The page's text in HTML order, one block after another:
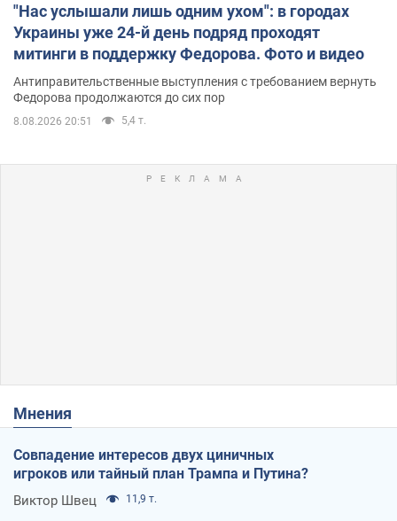
"Нас услышали лишь одним ухом": в городах
Украины уже 24-й день подряд проходят
митинги в поддержку Федорова. Фото и видео
Антиправительственные выступления с требованием вернуть
Федорова продолжаются до сих пор
8.08.2026 20:51 5,4 т.
Мнения
Совпадение интересов двух циничных
игроков или тайный план Трампа и Путина?
Виктор Швец 11,9 т.